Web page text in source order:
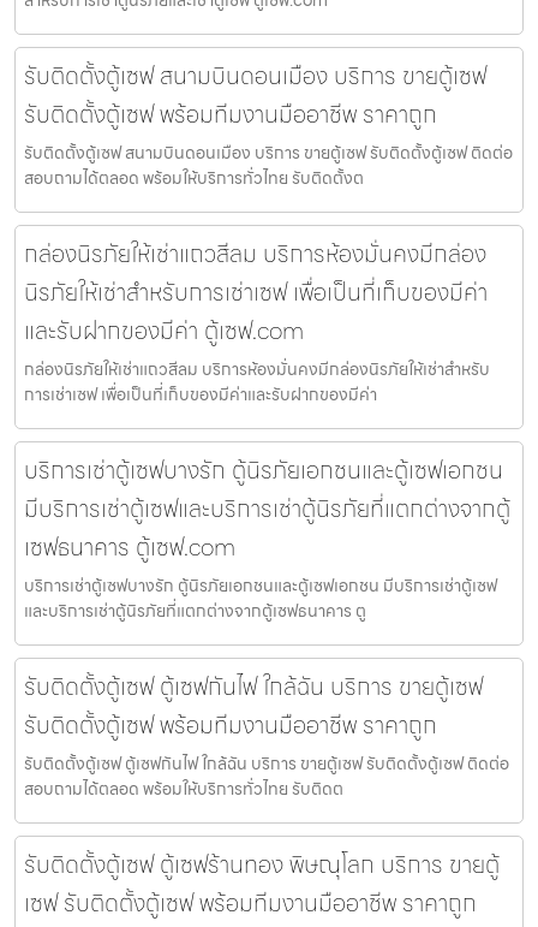
รับติดตั้งตู้เซฟ สนามบินดอนเมือง บริการ ขายตู้เซฟ
รับติดตั้งตู้เซฟ พร้อมทีมงานมืออาชีพ ราคาถูก
รับติดตั้งตู้เซฟ สนามบินดอนเมือง บริการ ขายตู้เซฟ รับติดตั้งตู้เซฟ ติดต่อ
สอบถามได้ตลอด พร้อมให้บริการทั่วไทย รับติดตั้งต
กล่องนิรภัยให้เช่าแถวสีลม บริการห้องมั่นคงมีกล่อง
นิรภัยให้เช่าสำหรับการเช่าเซฟ เพื่อเป็นที่เก็บของมีค่า
และรับฝากของมีค่า ตู้เซฟ.com
กล่องนิรภัยให้เช่าแถวสีลม บริการห้องมั่นคงมีกล่องนิรภัยให้เช่าสำหรับ
การเช่าเซฟ เพื่อเป็นที่เก็บของมีค่าและรับฝากของมีค่า
บริการเช่าตู้เซฟบางรัก ตู้นิรภัยเอกชนและตู้เซฟเอกชน
มีบริการเช่าตู้เซฟและบริการเช่าตู้นิรภัยที่แตกต่างจากตู้
เซฟธนาคาร ตู้เซฟ.com
บริการเช่าตู้เซฟบางรัก ตู้นิรภัยเอกชนและตู้เซฟเอกชน มีบริการเช่าตู้เซฟ
และบริการเช่าตู้นิรภัยที่แตกต่างจากตู้เซฟธนาคาร ตู
รับติดตั้งตู้เซฟ ตู้เซฟกันไฟ ใกล้ฉัน บริการ ขายตู้เซฟ
รับติดตั้งตู้เซฟ พร้อมทีมงานมืออาชีพ ราคาถูก
รับติดตั้งตู้เซฟ ตู้เซฟกันไฟ ใกล้ฉัน บริการ ขายตู้เซฟ รับติดตั้งตู้เซฟ ติดต่อ
สอบถามได้ตลอด พร้อมให้บริการทั่วไทย รับติดต
รับติดตั้งตู้เซฟ ตู้เซฟร้านทอง พิษณุโลก บริการ ขายตู้
เซฟ รับติดตั้งตู้เซฟ พร้อมทีมงานมืออาชีพ ราคาถูก